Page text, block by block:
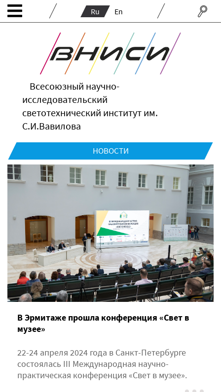
Ru En
Всесоюзный научно-
исследовательский
светотехнический институт им.
С.И.Вавилова
НОВОСТИ
В Эрмитаже прошла конференция «Свет в
музее»
22-24 апреля 2024 года в Санкт-Петербурге
состоялась III Международная научно-
практическая конференция «Свет в музее».